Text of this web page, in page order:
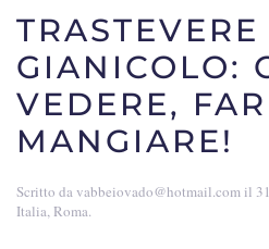
TRASTEVERE
GIANICOLO:
VEDERE,
MANGIARE!
Scritto davabbeiovado@hotmail.com il
Italia, Roma.